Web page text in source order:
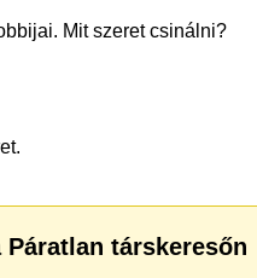
Mit szeret csinálni?
társkeresőn